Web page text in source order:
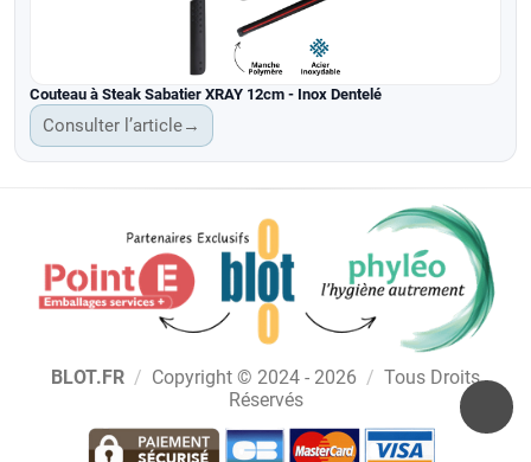
Couteau à Steak Sabatier XRAY 12cm - Inox Dentelé
Consulter l’article→
BLOT.FR / Copyright © 2024 - 2026 / Tous Droits
Réservés